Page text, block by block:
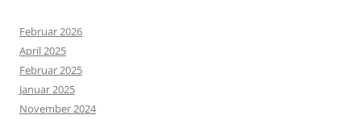
Februar 2026
April 2025
Februar 2025
Januar 2025
November 2024